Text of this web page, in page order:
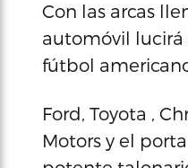
Con las arcas
automóvil
fútbol
Ford, Toyota ,
Motors y el